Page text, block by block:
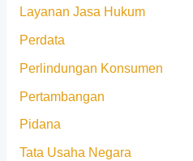
Layanan Jasa Hukum
Perdata
Perlindungan Konsumen
Pertambangan
Pidana
Tata Usaha Negara